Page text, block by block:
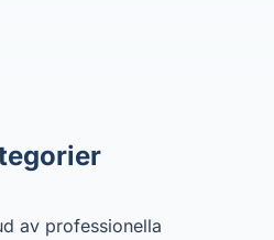
av professionella